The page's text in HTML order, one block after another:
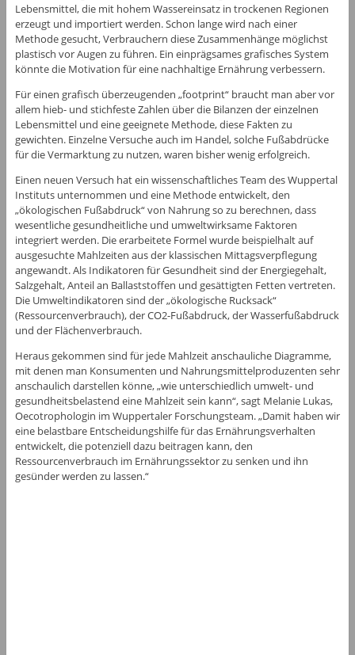
Lebensmittel, die mit hohem Wassereinsatz in trockenen Regionen
erzeugt und importiert werden. Schon lange wird nach einer
Methode gesucht, Verbrauchern diese Zusammenhänge möglichst
plastisch vor Augen zu führen. Ein einprägsames grafisches System
könnte die Motivation für eine nachhaltige Ernährung verbessern.
Für einen grafisch überzeugenden „footprint“ braucht man aber vor
allem hieb- und stichfeste Zahlen über die Bilanzen der einzelnen
Lebensmittel und eine geeignete Methode, diese Fakten zu
gewichten. Einzelne Versuche auch im Handel, solche Fußabdrücke
für die Vermarktung zu nutzen, waren bisher wenig erfolgreich.
Einen neuen Versuch hat ein wissenschaftliches Team des Wuppertal
Instituts unternommen und eine Methode entwickelt, den
„ökologischen Fußabdruck“ von Nahrung so zu berechnen, dass
wesentliche gesundheitliche und umweltwirksame Faktoren
integriert werden. Die erarbeitete Formel wurde beispielhalt auf
ausgesuchte Mahlzeiten aus der klassischen Mittagsverpflegung
angewandt. Als Indikatoren für Gesundheit sind der Energiegehalt,
Salzgehalt, Anteil an Ballaststoffen und gesättigten Fetten vertreten.
Die Umweltindikatoren sind der „ökologische Rucksack“
(Ressourcenverbrauch), der CO2-Fußabdruck, der Wasserfußabdruck
und der Flächenverbrauch.
Heraus gekommen sind für jede Mahlzeit anschauliche Diagramme,
mit denen man Konsumenten und Nahrungsmittelproduzenten sehr
anschaulich darstellen könne, „wie unterschiedlich umwelt- und
gesundheitsbelastend eine Mahlzeit sein kann“, sagt Melanie Lukas,
Oecotrophologin im Wuppertaler Forschungsteam. „Damit haben wir
eine belastbare Entscheidungshilfe für das Ernährungsverhalten
entwickelt, die potenziell dazu beitragen kann, den
Ressourcenverbrauch im Ernährungssektor zu senken und ihn
gesünder werden zu lassen.“